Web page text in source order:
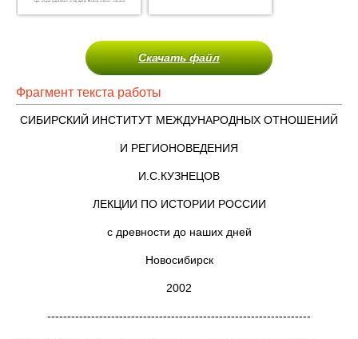
Скачать файл
Фрагмент текста работы
СИБИРСКИЙ ИНСТИТУТ МЕЖДУНАРОДНЫХ ОТНОШЕНИЙ
И РЕГИОНОВЕДЕНИЯ
И.С.КУЗНЕЦОВ
ЛЕКЦИИ ПО ИСТОРИИ РОССИИ
с древности до наших дней
Новосибирск
2002
------------------------------------------------------------------